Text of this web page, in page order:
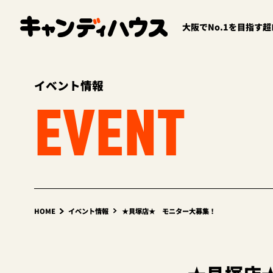
大阪でNo.1を目指す
イベント情報
EVENT
HOME イベント情報 ★貝塚店★ モニター大募集！